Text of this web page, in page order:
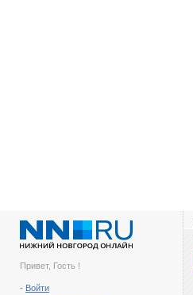
Привет, Гость !
- Войти